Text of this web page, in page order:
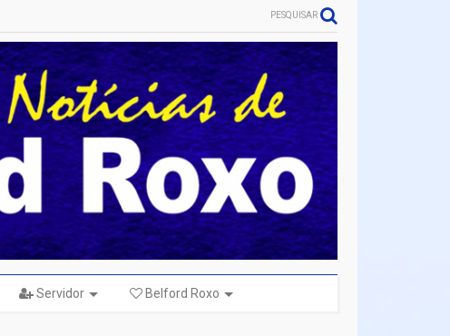
PESQUISAR
Servidor Belford Roxo